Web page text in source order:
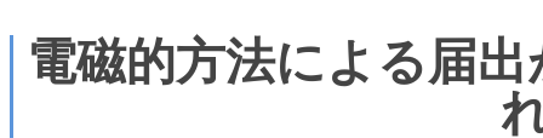
電磁的方法による届